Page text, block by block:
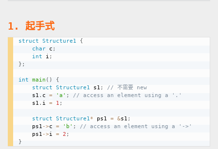
1. 起手式
struct Structure1
{
char c ;
int i ;
} ;
int main ( )
{
struct
Structure1 s1 ;
// 不需要 new
	s1
. c = 'a' ;
// access an element using a '.'
	s1
. i = 1 ;
struct Structure1* ps1 = &s1 ;
	ps1
->c = 'b' ;
// access an element using a '->'
	ps1
->i = 2 ;
}